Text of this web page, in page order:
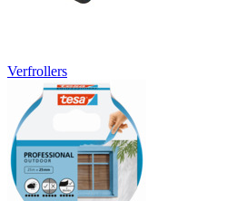
Verfrollers